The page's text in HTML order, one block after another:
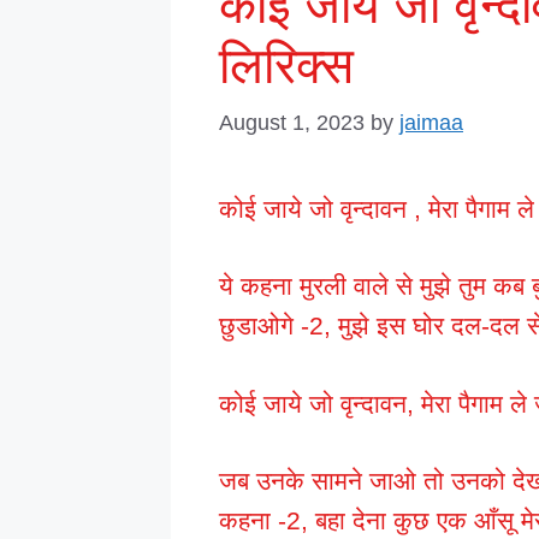
लिरिक्स
August 1, 2023 by jaimaa
कोई जाये जो वृन्दावन , मेरा पैगाम
ये कहना मुरली वाले से मुझे तुम कब
छुडाओगे -2, मुझे इस घोर दल-दल
कोई जाये जो वृन्दावन, मेरा पैगाम
जब उनके सामने जाओ तो उनको
कहना -2, बहा देना कुछ एक आँसू